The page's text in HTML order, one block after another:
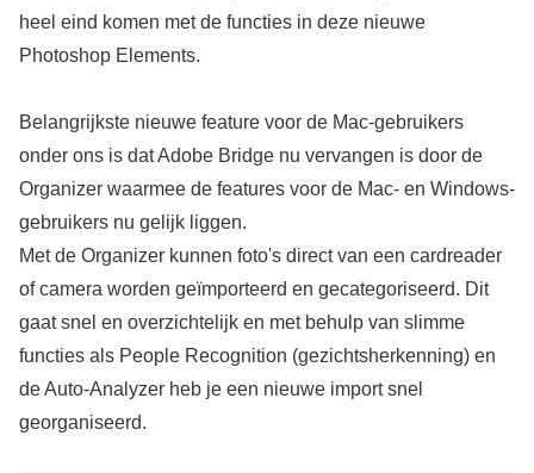
heel eind komen met de functies in deze nieuwe
Photoshop Elements.
Belangrijkste nieuwe feature voor de Mac-gebruikers
onder ons is dat Adobe Bridge nu vervangen is door de
Organizer waarmee de features voor de Mac- en Windows-
gebruikers nu gelijk liggen.
Met de Organizer kunnen foto's direct van een cardreader
of camera worden geïmporteerd en gecategoriseerd. Dit
gaat snel en overzichtelijk en met behulp van slimme
functies als People Recognition (gezichtsherkenning) en
de Auto-Analyzer heb je een nieuwe import snel
georganiseerd.